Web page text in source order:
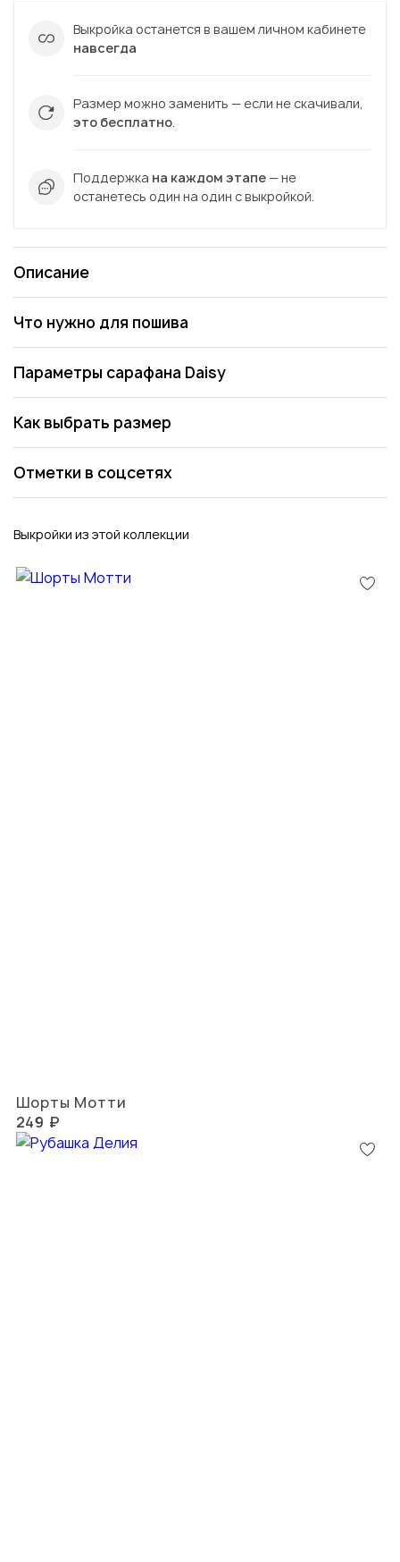
Выкройка останется в вашем личном кабинете
навсегда
Размер можно заменить — если не скачивали,
это бесплатно.
Поддержка на каждом этапе — не
останетесь один на один с выкройкой.
Описание
Что нужно для пошива
Параметры сарафана Daisy
Как выбрать размер
Отметки в соцсетях
Выкройки из этой коллекции
Шорты Мотти
249 ₽